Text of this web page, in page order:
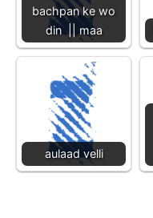
bachpan ke wo
din || maa
aulaad velli